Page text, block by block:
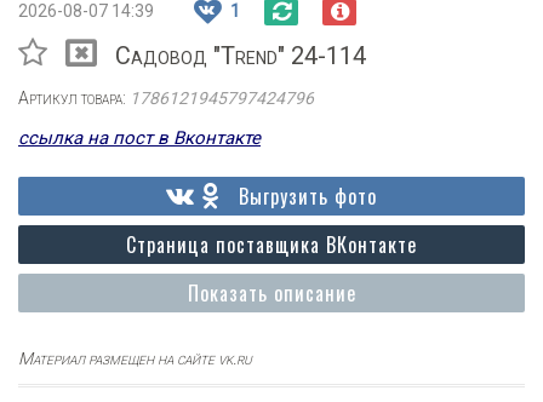
2026-08-07 14:39 1
Садовод "Trend" 24-114
Артикул товара: 1786121945797424796
ссылка на пост в Вконтакте
Показать описание
Страница поставщика ВКонтакте
Выгрузить фото
Материал размещен на сайте vk.ru